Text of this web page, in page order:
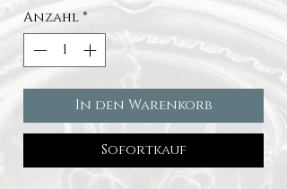
Anzahl*
In den Warenkorb
Sofortkauf